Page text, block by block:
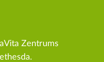
Zentrums